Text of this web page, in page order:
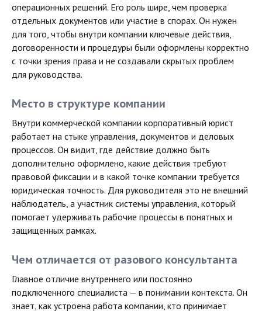
операционных решений. Его роль шире, чем проверка
отдельных документов или участие в спорах. Он нужен
для того, чтобы внутри компании ключевые действия,
договоренности и процедуры были оформлены корректно
с точки зрения права и не создавали скрытых проблем
для руководства.
Место в структуре компании
Внутри коммерческой компании корпоративный юрист
работает на стыке управления, документов и деловых
процессов. Он видит, где действие должно быть
дополнительно оформлено, какие действия требуют
правовой фиксации и в какой точке компании требуется
юридическая точность. Для руководителя это не внешний
наблюдатель, а участник системы управления, который
помогает удерживать рабочие процессы в понятных и
защищенных рамках.
Чем отличается от разового консультанта
Главное отличие внутреннего или постоянно
подключенного специалиста — в понимании контекста. Он
знает, как устроена работа компании, кто принимает